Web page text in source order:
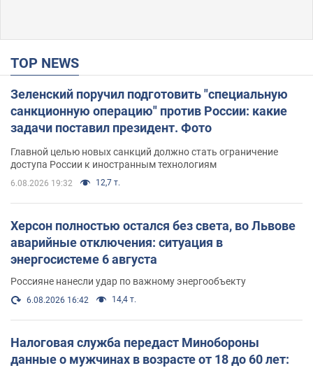
TOP NEWS
Зеленский поручил подготовить "специальную
санкционную операцию" против России: какие
задачи поставил президент. Фото
Главной целью новых санкций должно стать ограничение
доступа России к иностранным технологиям
6.08.2026 19:32 12,7 т.
Херсон полностью остался без света, во Львове
аварийные отключения: ситуация в
энергосистеме 6 августа
Россияне нанесли удар по важному энергообъекту
6.08.2026 16:42 14,4 т.
Налоговая служба передаст Минобороны
данные о мужчинах в возрасте от 18 до 60 лет: